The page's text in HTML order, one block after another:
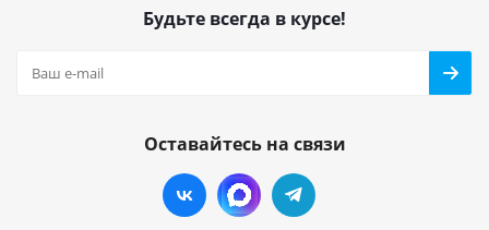
Будьте всегда в курсе!
Оставайтесь на связи